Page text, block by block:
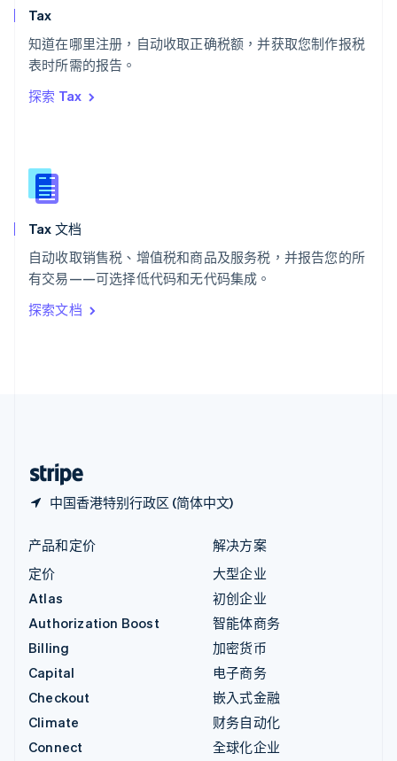
Tax
知道在哪里注册，自动收取正确税额，并获取您制作报税
表时所需的报告。
探索 Tax
Tax 文档
自动收取销售税、增值税和商品及服务税，并报告您的所
有交易——可选择低代码和无代码集成。
探索文档
中国香港特别行政区 (简体中文)
泰国
ไทยEnglish
English
English
新西兰
匈牙利
意大利
ItalianoEnglish
印度
English
产品和定价
定价
Atlas
Authorization Boost
Billing
Capital
Checkout
Climate
Connect
解决方案
大型企业
初创企业
智能体商务
加密货币
电子商务
嵌入式金融
财务自动化
全球化企业